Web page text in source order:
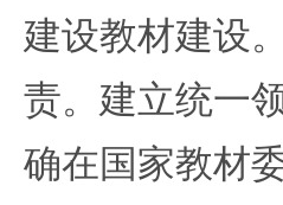
建设教材建设
责。建立统一
确在国家教材